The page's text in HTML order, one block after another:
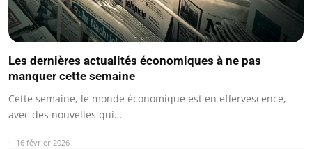
Les dernières actualités économiques à ne pas
manquer cette semaine
Cette semaine, le monde économique est en effervescence,
avec des nouvelles qui…
16 février 2026